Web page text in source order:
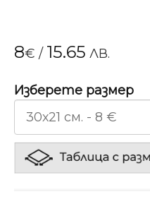
8€ / 15.65 ЛВ.
Изберете размер